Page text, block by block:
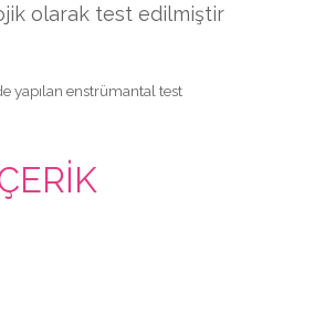
olarak test edilmiştir
yapılan enstrümantal test